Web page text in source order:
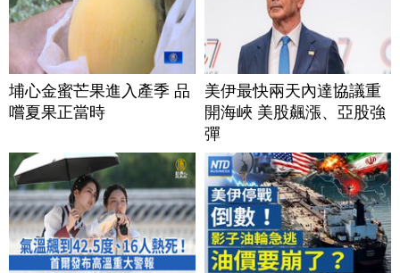
埔心金蜜芒果進入產季 品
嚐夏果正當時
美伊最快兩天內達協議重
開海峽 美股飆漲、亞股強
彈